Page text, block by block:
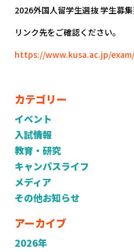
カテゴリー
イベント
入試情報
教育・研究
キャンパスライフ
メディア
その他お知らせ
アーカイブ
2026年
2026外国人留学生選抜 学生募
リンク先をご確認ください。
https://www.kusa.ac.jp/